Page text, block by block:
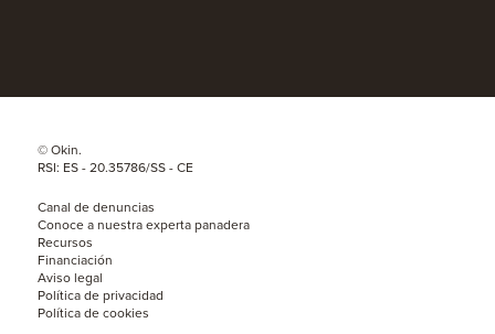
© Okin.
RSI: ES - 20.35786/SS - CE
Canal de denuncias
Conoce a nuestra experta panadera
Recursos
Financiación
Aviso legal
Política de privacidad
Política de cookies